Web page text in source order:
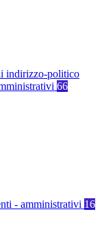
indirizzo-politico
66
- amministrativi 16